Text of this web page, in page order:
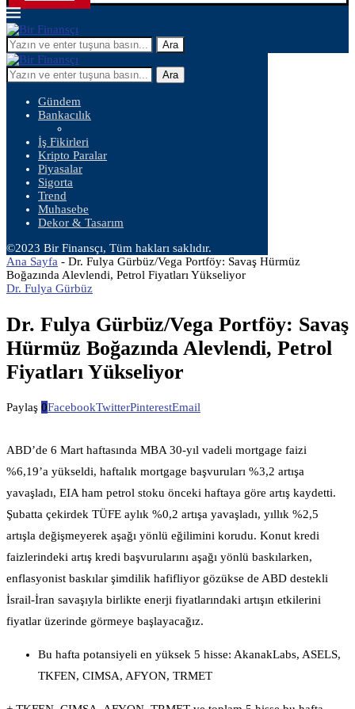
Ara
Ara
Gündem
Bankacılık
İş Fikirleri
Kripto Paralar
Piyasalar
Sigorta
Trend
Muhasebe
Dekor & Tasarım
©2023 Bir Finansçı, Tüm hakları saklıdır.
Ana Sayfa - Dr. Fulya Gürbüz/Vega Portföy: Savaş Hürmüz
Boğazında Alevlendi, Petrol Fiyatları Yükseliyor
Dr. Fulya Gürbüz
Dr. Fulya Gürbüz/Vega Portföy: Savaş
Hürmüz Boğazında Alevlendi, Petrol
Fiyatları Yükseliyor
Paylaş 0FacebookTwitterPinterestEmail
ABD’de 6 Mart haftasında MBA 30-yıl vadeli mortgage faizi
%6,19’a yükseldi, haftalık mortgage başvuruları %3,2 artışa
yavaşladı, EIA ham petrol stoku önceki haftaya göre artış kaydetti.
Şubatta çekirdek TÜFE aylık %0,2 artışa yavaşladı, yıllık %2,5
artışla değişmeyerek aşağı yönlü eğilimini korudu. Konut kredi
faizlerindeki artış kredi başvurularını aşağı yönlü baskılarken,
enflasyonist baskılar şimdilik hafifliyor gözükse de ABD destekli
İsrail-İran savaşıyla birlikte enerji fiyatlarındaki artışın etkilerini
fiyatlar üzerinde görmeye başlayacağız.
Bu hafta potansiyeli en yüksek 5 hisse: AkanakLabs, ASELS,
TKFEN, CIMSA, AFYON, TRMET